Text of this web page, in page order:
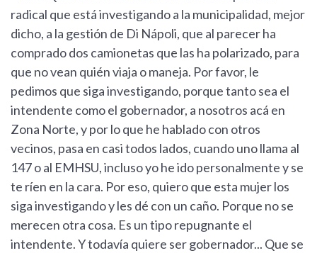
radical que está investigando a la municipalidad, mejor
dicho, a la gestión de Di Nápoli, que al parecer ha
comprado dos camionetas que las ha polarizado, para
que no vean quién viaja o maneja. Por favor, le
pedimos que siga investigando, porque tanto sea el
intendente como el gobernador, a nosotros acá en
Zona Norte, y por lo que he hablado con otros
vecinos, pasa en casi todos lados, cuando uno llama al
147 o al EMHSU, incluso yo he ido personalmente y se
te ríen en la cara. Por eso, quiero que esta mujer los
siga investigando y les dé con un caño. Porque no se
merecen otra cosa. Es un tipo repugnante el
intendente. Y todavía quiere ser gobernador... Que se